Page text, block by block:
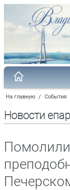
На главную / События
Новости